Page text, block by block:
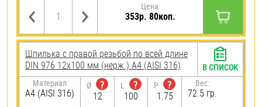
Цена:
353р. 80коп.
Шпилька с правой резьбой по всей длине
DIN 976 12х100 мм (нерж.) A4 (AISI 316)
Материал
A4 (AISI 316)
Ø
?
12
L
?
100
P
?
1.75
Вес:
72.5 гр.
В СПИСОК